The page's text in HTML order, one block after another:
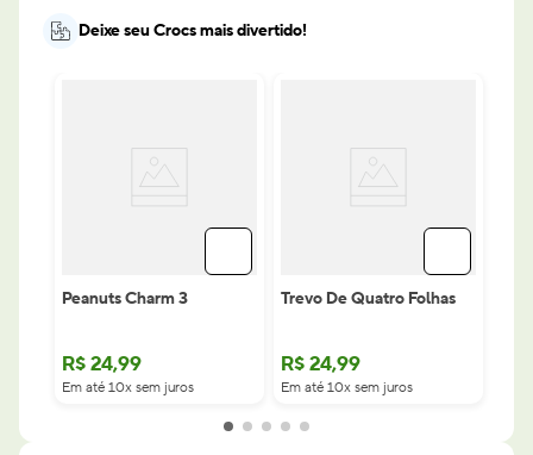
Deixe seu Crocs mais divertido!
Peanuts Charm 3
R$24,99
Em até 10x sem juros
Trevo De Quatro Folhas
R$24,99
Em até 10x sem juros